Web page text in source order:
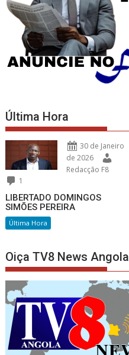
Última Hora
30 de Janeiro
de 2026
Redacção F8
1
LIBERTADO DOMINGOS
SIMÕES PEREIRA
Última Hora
Oiça TV8 News Angola